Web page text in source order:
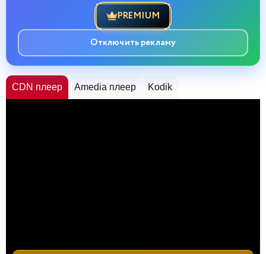
PREMIUM
Отключить рекламу
CDN плеер Amedia плеер Kodik